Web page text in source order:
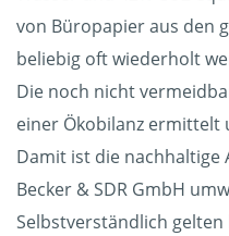
von Büropapier aus den
beliebig oft wiederholt
Die noch nicht
einer Ökobilanz ermittelt
Damit ist die
Becker & SDR GmbH
Selbstverständlich